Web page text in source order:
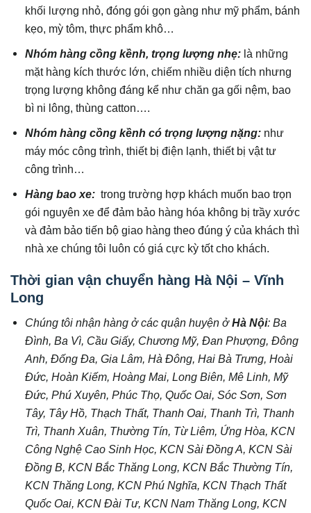
khối lượng nhỏ, đóng gói gọn gàng như mỹ phẩm, bánh
kẹo, mỳ tôm, thực phẩm khô…
Nhóm hàng cồng kềnh, trọng lượng nhẹ: là những
mặt hàng kích thước lớn, chiếm nhiều diện tích nhưng
trọng lượng không đáng kể như chăn ga gối nệm, bao
bì ni lông, thùng catton….
Nhóm hàng cồng kềnh có trọng lượng nặng: như
máy móc công trình, thiết bị điện lạnh, thiết bị vật tư
công trình…
Hàng bao xe: trong trường hợp khách muốn bao trọn
gói nguyên xe để đảm bảo hàng hóa không bị trầy xước
và đảm bảo tiến bộ giao hàng theo đúng ý của khách thì
nhà xe chúng tôi luôn có giá cực kỳ tốt cho khách.
Thời gian vận chuyển hàng Hà Nội – Vĩnh
Long
Chúng tôi nhận hàng ở các quận huyện ởHà Nội: Ba
Đình, Ba Vì, Cầu Giấy, Chương Mỹ, Đan Phượng, Đông
Anh, Đống Đa, Gia Lâm, Hà Đông, Hai Bà Trưng, Hoài
Đức, Hoàn Kiếm, Hoàng Mai, Long Biên, Mê Linh, Mỹ
Đức, Phú Xuyên, Phúc Thọ, Quốc Oai, Sóc Sơn, Sơn
Tây, Tây Hồ, Thạch Thất, Thanh Oai, Thanh Trì, Thanh
Trì, Thanh Xuân, Thường Tín, Từ Liêm, Ứng Hòa, KCN
Công Nghệ Cao Sinh Học, KCN Sài Đồng A, KCN Sài
Đồng B, KCN Bắc Thăng Long, KCN Bắc Thường Tín,
KCN Thăng Long, KCN Phú Nghĩa, KCN Thạch Thất
Quốc Oai, KCN Đài Tư, KCN Nam Thăng Long, KCN